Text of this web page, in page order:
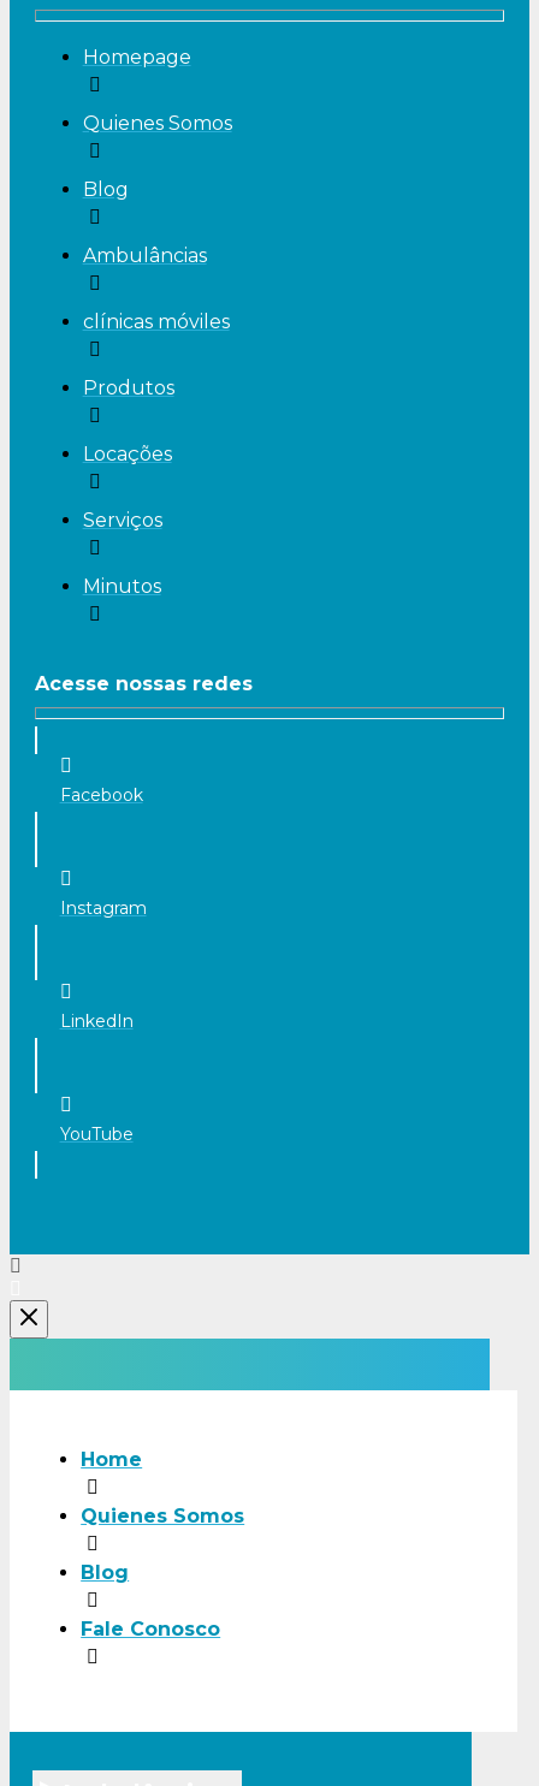
Homepage
Quienes Somos
Blog
Ambulâncias
clínicas móviles
Produtos
Locações
Serviços
Minutos
Acesse nossas redes
Facebook
Instagram
LinkedIn
YouTube
Home
Quienes Somos
Blog
Fale Conosco